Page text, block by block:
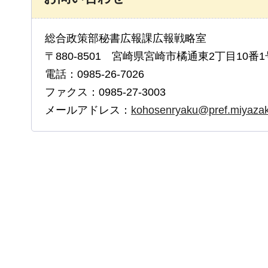
総合政策部秘書広報課広報戦略室
〒880-8501 宮崎県宮崎市橘通東2丁目10番1
電話：0985-26-7026
ファクス：0985-27-3003
メールアドレス：